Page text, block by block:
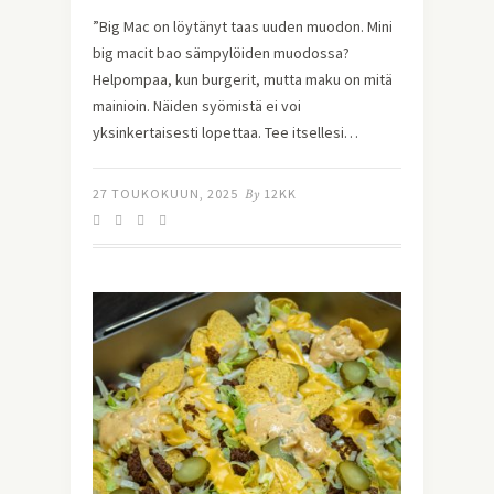
”Big Mac on löytänyt taas uuden muodon. Mini
big macit bao sämpylöiden muodossa?
Helpompaa, kun burgerit, mutta maku on mitä
mainioin. Näiden syömistä ei voi
yksinkertaisesti lopettaa. Tee itsellesi…
27 TOUKOKUUN, 2025 By 12KK